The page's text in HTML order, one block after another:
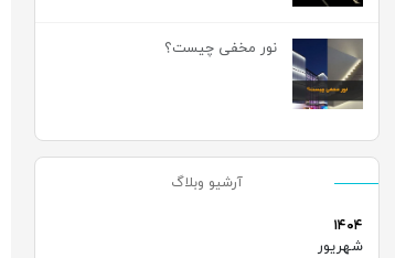
نور مخفی چیست؟
آرشیو وبلاگ
۱۴۰۴
شهریور